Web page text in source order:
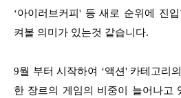
‘아이러브커피' 등 새로 순위에 진
켜볼 의미가 있는것 같습니다.
9월 부터 시작하여 ‘액션' 카테고리
한 장르의 게임의 비중이 늘어나고